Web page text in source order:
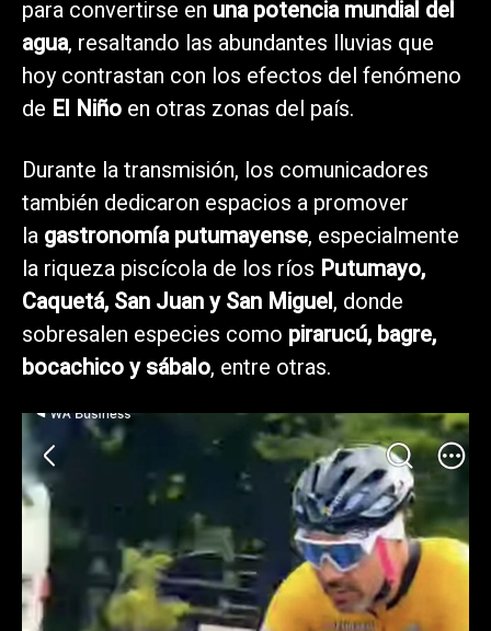
para convertirse en una potencia mundial del
agua, resaltando las abundantes lluvias que
hoy contrastan con los efectos del fenómeno
de El Niño en otras zonas del país.
Durante la transmisión, los comunicadores
también dedicaron espacios a promover
la gastronomía putumayense, especialmente
la riqueza piscícola de los ríos Putumayo,
Caquetá, San Juan y San Miguel, donde
sobresalen especies como pirarucú, bagre,
bocachico y sábalo, entre otras.